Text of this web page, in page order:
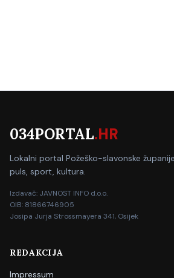
034PORTAL.HR
Lokalni portal Požeško-slavonske
puls, sport, kultura.
Izdavač: JAVNOST INFO d.o.o.
OIB: 81866746905
Josipa Jurja Strossmayera 341, Osijek
REDAKCIJA
Impressum